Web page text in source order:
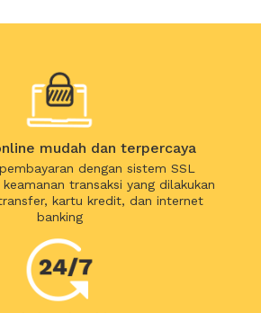
mudah dan terpercaya
dengan sistem SSL
transaksi yang dilakukan
kartu kredit, dan internet
banking